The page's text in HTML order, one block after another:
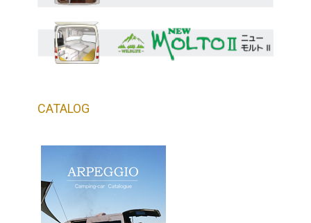
CATALOG